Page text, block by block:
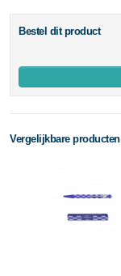
Bestel dit product
Vergelijkbare producten